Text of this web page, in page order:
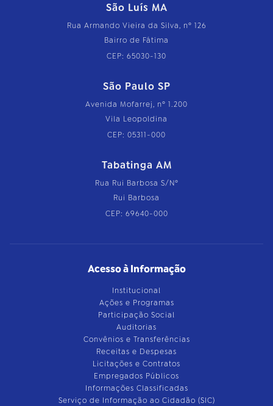
São Luís MA
Rua Armando Vieira da Silva, nº 126
Bairro de Fátima
CEP: 65030-130
São Paulo SP
Avenida Mofarrej, nº 1.200
Vila Leopoldina
CEP: 05311-000
Tabatinga AM
Rua Rui Barbosa S/Nº
Rui Barbosa
CEP: 69640-000
Acesso à Informação
Institucional
Ações e Programas
Participação Social
Auditorias
Convênios e Transferências
Receitas e Despesas
Licitações e Contratos
Empregados Públicos
Informações Classificadas
Serviço de Informação ao Cidadão (SIC)